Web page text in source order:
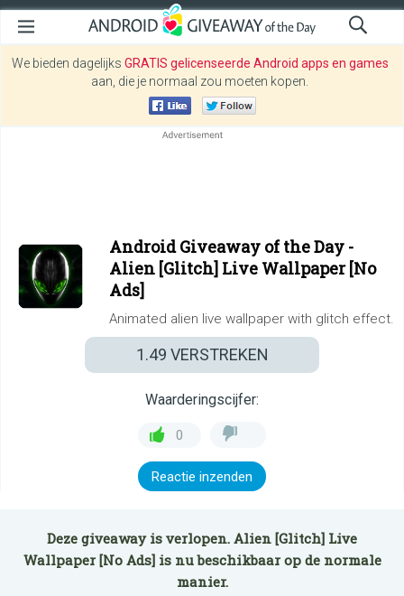
We bieden dagelijks GRATIS gelicenseerde Android apps en games
aan, die je normaal zou moeten kopen.
Android Giveaway of the Day -
Alien [Glitch] Live Wallpaper [No
Ads]
Animated alien live wallpaper with glitch effect.
1.49 VERSTREKEN
Waarderingscijfer:
0
Reactie inzenden
Deze giveaway is verlopen. Alien [Glitch] Live
Wallpaper [No Ads] is nu beschikbaar op de normale
manier.